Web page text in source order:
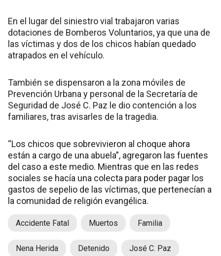
En el lugar del siniestro vial trabajaron varias
dotaciones de Bomberos Voluntarios, ya que una de
las víctimas y dos de los chicos habían quedado
atrapados en el vehículo.
También se dispensaron a la zona móviles de
Prevención Urbana y personal de la Secretaría de
Seguridad de José C. Paz le dio contención a los
familiares, tras avisarles de la tragedia.
“Los chicos que sobrevivieron al choque ahora
están a cargo de una abuela”, agregaron las fuentes
del caso a este medio. Mientras que en las redes
sociales se hacía una colecta para poder pagar los
gastos de sepelio de las víctimas, que pertenecían a
la comunidad de religión evangélica.
Accidente Fatal Muertos Familia
Nena Herida Detenido José C. Paz